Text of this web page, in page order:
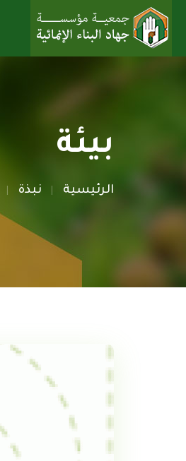
بيئة
الرئيسية نبذة